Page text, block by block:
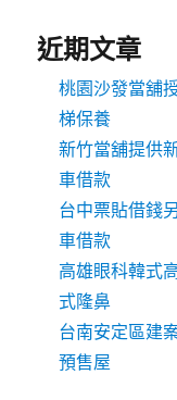
近期文章
桃園沙發當舖
梯保養
新竹當舖提供
車借款
台中票貼借錢
車借款
高雄眼科韓式
式隆鼻
台南安定區建
預售屋